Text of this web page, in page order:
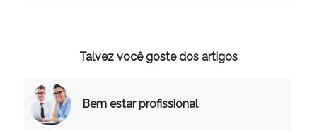
Talvez você goste dos artigos
Bem estar profissional